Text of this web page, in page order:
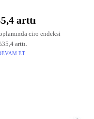
arttı
ciro endeksi
arttı.
ET